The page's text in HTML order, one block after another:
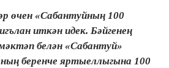
өчен «Сабантуйның 100
иткән идек. Бәйгенең
белән «Сабантуй»
беренче яртыеллыгына 100